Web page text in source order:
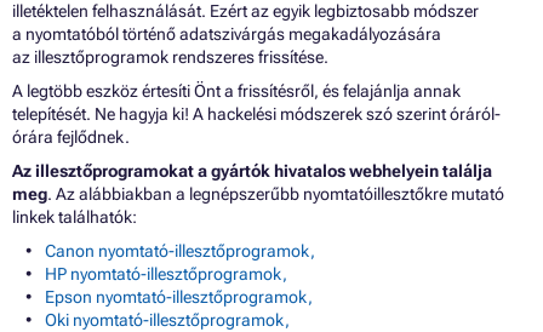
illetéktelen felhasználását. Ezért az egyik legbiztosabb módszer
a nyomtatóból történő adatszivárgás megakadályozására
az illesztőprogramok rendszeres frissítése.
A legtöbb eszköz értesíti Önt a frissítésről, és felajánlja annak
telepítését. Ne hagyja ki! A hackelési módszerek szó szerint óráról-
órára fejlődnek.
Az illesztőprogramokat a gyártók hivatalos webhelyein találja
meg. Az alábbiakban a legnépszerűbb nyomtatóillesztőkre mutató
linkek találhatók:
Canon nyomtató-illesztőprogramok,
HP nyomtató-illesztőprogramok,
Epson nyomtató-illesztőprogramok,
Oki nyomtató-illesztőprogramok,